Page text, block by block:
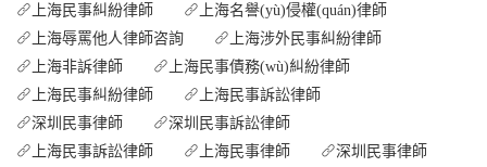
上海民事糾紛律師
上海名譽(yù)侵權(quán)律師
上海辱罵他人律師咨詢
上海涉外民事糾紛律師
上海非訴律師
上海民事債務(wù)糾紛律師
上海民事糾紛律師
上海民事訴訟律師
深圳民事律師
深圳民事訴訟律師
上海民事訴訟律師
上海民事律師 深圳民事律師